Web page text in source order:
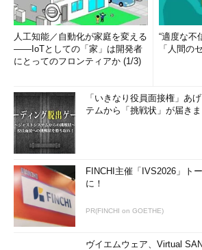
人工知能／自動化が家庭を変える
――IoTとしての「家」は開発者
にとってのフロンティアか (1/3)
“適度な不
「人間の
「いきなり役員面接権」あ
テムから「挑戦状」が届き
FINCHI主催「IVS2026」ト
に！
PR(FINCHI on GOETHE)
ヴイエムウェア、Virtual